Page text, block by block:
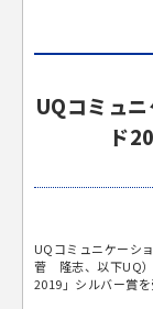
UQコミュ
ド
UQコミュニケーシ
菅 隆志、以下UQ）
2019」シルバー賞を